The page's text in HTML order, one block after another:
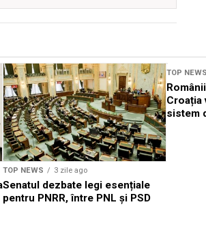
TOP NEWS 3 zile ago
Senatul dezbate legi esențiale
pentru PNRR, între PNL și PSD
TOP NEWS
Croația
sistem